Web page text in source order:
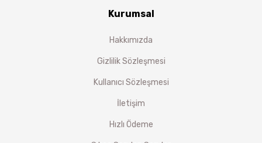
Kurumsal
Hakkımızda
Gizlilik Sözleşmesi
Kullanıcı Sözleşmesi
İletişim
Hızlı Ödeme